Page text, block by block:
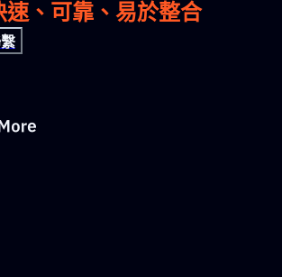
、可靠、易於整合